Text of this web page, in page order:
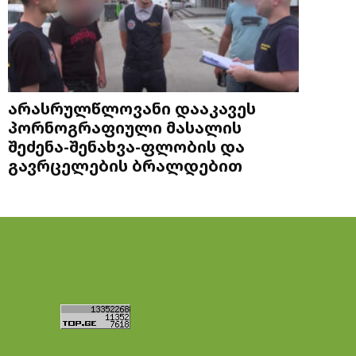
არასრულწლოვანი დააკავეს
პორნოგრაფიული მასალის
შეძენა-შენახვა-ფლობის და
გავრცელების ბრალდებით